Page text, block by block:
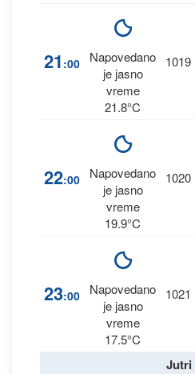
21 :00
Napovedano
je jasno
vreme
21.8°C
1019
22:00
Napovedano
je jasno
vreme
19.9°C
1020
23:00
Napovedano
je jasno
vreme
17.5°C
1021
Jutri